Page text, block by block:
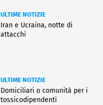
ULTIME NOTIZIE
Iran e Ucraina, notte di
attacchi
ULTIME NOTIZIE
Domiciliari o comunità per i
tossicodipendenti